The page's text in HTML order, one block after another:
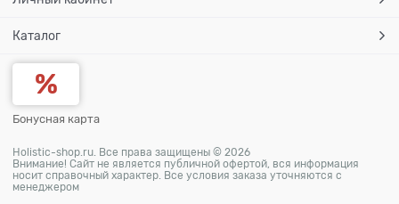
Каталог
Бонусная карта
Holistic-shop.ru. Все права защищены © 2026
Внимание! Сайт не является публичной офертой, вся информация
носит справочный характер. Все условия заказа уточняются с
менеджером